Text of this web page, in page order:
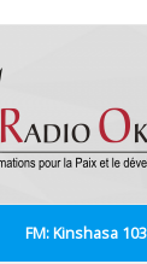
FM: Kinshasa